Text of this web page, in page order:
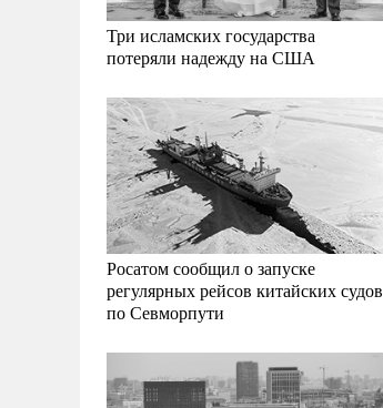
Три исламских государства
потеряли надежду на США
Росатом сообщил о запуске
регулярных рейсов китайских судов
по Севморпути